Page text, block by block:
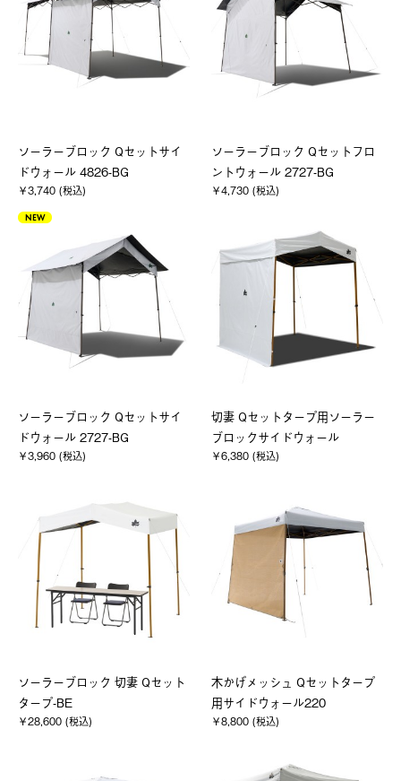
ソーラーブロック Qセットサイ
ドウォール 4826-BG
￥3,740 (税込)
ソーラーブロック Qセットフロ
ントウォール 2727-BG
￥4,730 (税込)
NEW
ソーラーブロック Qセットサイ
ドウォール 2727-BG
￥3,960 (税込)
切妻 Qセットタープ用ソーラー
ブロックサイドウォール
￥6,380 (税込)
ソーラーブロック 切妻 Qセット
タープ-BE
￥28,600 (税込)
木かげメッシュ Qセットタープ
用サイドウォール220
￥8,800 (税込)